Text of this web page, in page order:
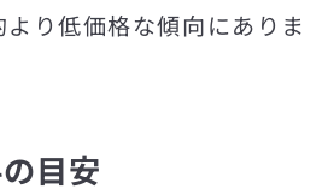
り低価格な傾向にありま
目安